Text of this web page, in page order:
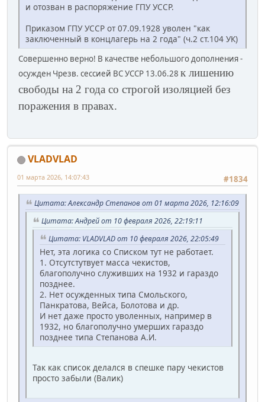
и отозван в распоряжение ГПУ УССР.
Приказом ГПУ УССР от 07.09.1928 уволен "как
заключенный в концлагерь на 2 года" (ч.2 ст.104 УК)
Совершенно верно! В качестве небольшого дополнения -
осужден Чрезв. сессией ВС УССР 13.06.28 к лишению
свободы на 2 года со строгой изоляцией без
поражения в правах.
VLADVLAD
#1834
01 марта 2026, 14:07:43
Цитата: Александр Степанов от 01 марта 2026, 12:16:09
Цитата: Андрей от 10 февраля 2026, 22:19:11
Цитата: VLADVLAD от 10 февраля 2026, 22:05:49
Нет, эта логика со Списком тут не работает.
1. Отсутстутвует масса чекистов,
благополучно служивших на 1932 и гараздо
позднее.
2. Нет осужденных типа Смольского,
Панкратова, Вейса, Болотова и др.
И нет даже просто уволенных, например в
1932, но благополучно умерших гараздо
позднее типа Степанова А.И.
Так как список делался в спешке пару чекистов
просто забыли (Валик)